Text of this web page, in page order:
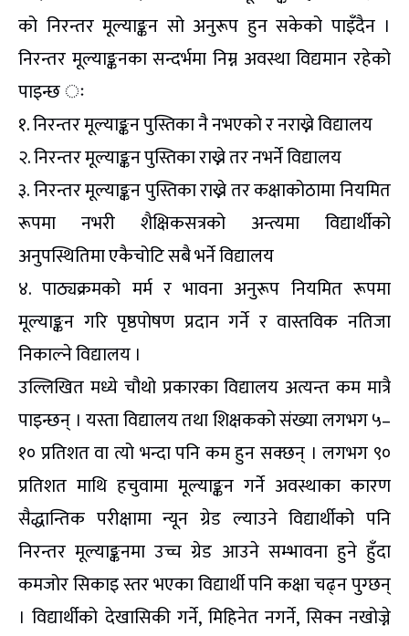
को निरन्तर मूल्याङ्कन सो अनुरूप हुन सकेको पाइँदैन ।
निरन्तर मूल्याङ्कनका सन्दर्भमा निम्न अवस्था विद्यमान रहेको
पाइन्छ ः
१. निरन्तर मूल्याङ्कन पुस्तिका नै नभएको र नराख्ने विद्यालय
२. निरन्तर मूल्याङ्कन पुस्तिका राख्ने तर नभर्ने विद्यालय
३. निरन्तर मूल्याङ्कन पुस्तिका राख्ने तर कक्षाकोठामा नियमित
रूपमा नभरी शैक्षिकसत्रको अन्त्यमा विद्यार्थीको
अनुपस्थितिमा एकैचोटि सबै भर्ने विद्यालय
४. पाठ्यक्रमको मर्म र भावना अनुरूप नियमित रूपमा
मूल्याङ्कन गरि पृष्ठपोषण प्रदान गर्ने र वास्तविक नतिजा
निकाल्ने विद्यालय ।
उल्लिखित मध्ये चौथो प्रकारका विद्यालय अत्यन्त कम मात्रै
पाइन्छन् । यस्ता विद्यालय तथा शिक्षकको संख्या लगभग ५–
१० प्रतिशत वा त्यो भन्दा पनि कम हुन सक्छन् । लगभग ९०
प्रतिशत माथि हचुवामा मूल्याङ्कन गर्ने अवस्थाका कारण
सैद्धान्तिक परीक्षामा न्यून ग्रेड ल्याउने विद्यार्थीको पनि
निरन्तर मूल्याङ्कनमा उच्च ग्रेड आउने सम्भावना हुने हुँदा
कमजोर सिकाइ स्तर भएका विद्यार्थी पनि कक्षा चढ्न पुग्छन्
। विद्यार्थीको देखासिकी गर्ने, मिहिनेत नगर्ने, सिक्न नखोज्ने